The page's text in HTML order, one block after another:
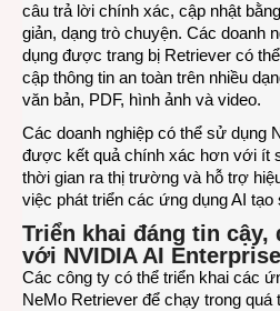
câu trả lời chính xác, cập nhật
giản, dạng trò chuyện. Các doanh
dụng được trang bị Retriever có
cập thông tin an toàn trên nhiều
văn bản, PDF, hình ảnh và video.
Các doanh nghiệp có thể sử dụng
được kết quả chính xác hơn với ít
thời gian ra thị trường và hỗ trợ
việc phát triển các ứng dụng AI tạo
Triển khai đáng tin cậy,
với NVIDIA AI Enterprise
Các công ty có thể triển khai các
NeMo Retriever để chạy trong